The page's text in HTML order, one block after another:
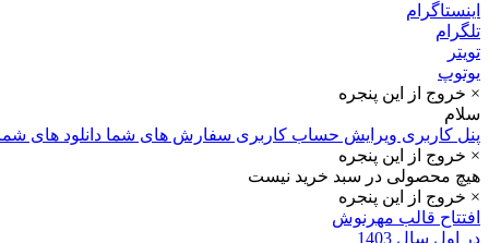
اینستاگرام
تلگرام
تویتر
یوتوپ
× خروج از این پنجره
سلام
پنل کاربری ویرایش حساب کاربری سفارش های شما دانلود های
× خروج از این پنجره
هیچ محصولی در سبد خرید نیست
× خروج از این پنجره
افتتاح قالب مهرنوش
در اول سال 1403